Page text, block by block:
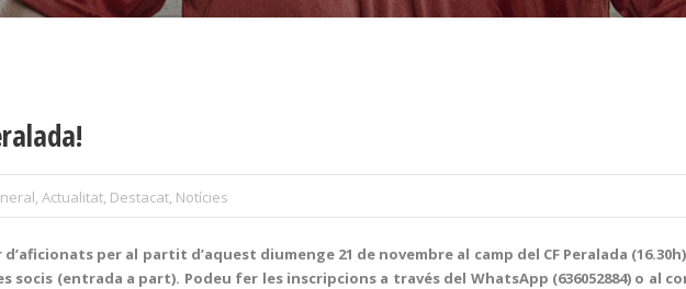
Actualitat Destacat Notícies
per al partit d’aquest diumenge 21 de novembre al camp del CF Peralada
(entrada a part). Podeu fer les inscripcions a través del WhatsApp (636052884) o al